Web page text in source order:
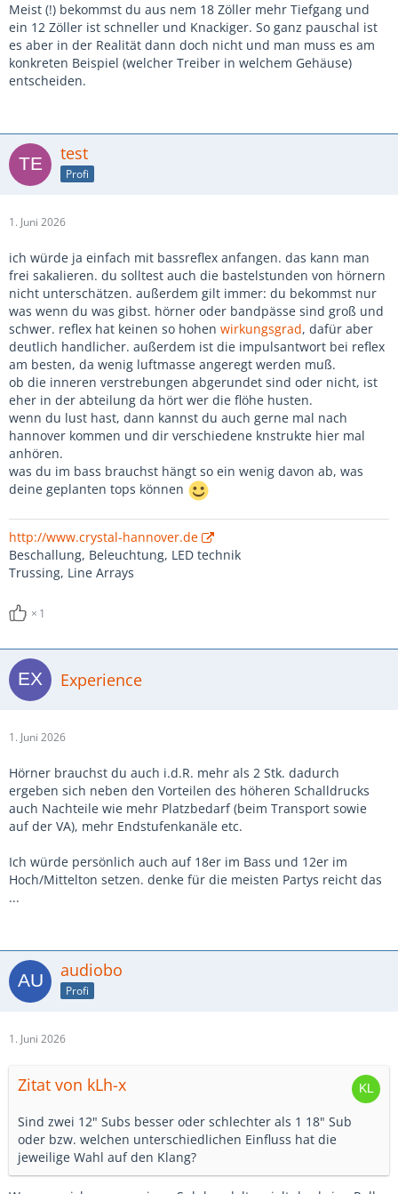
Meist (!) bekommst du aus nem 18 Zöller mehr Tiefgang und
ein 12 Zöller ist schneller und Knackiger. So ganz pauschal ist
es aber in der Realität dann doch nicht und man muss es am
konkreten Beispiel (welcher Treiber in welchem Gehäuse)
entscheiden.
test
Profi
1. Juni 2026
ich würde ja einfach mit bassreflex anfangen. das kann man
frei sakalieren. du solltest auch die bastelstunden von hörnern
nicht unterschätzen. außerdem gilt immer: du bekommst nur
was wenn du was gibst. hörner oder bandpässe sind groß und
schwer. reflex hat keinen so hohen wirkungsgrad, dafür aber
deutlich handlicher. außerdem ist die impulsantwort bei reflex
am besten, da wenig luftmasse angeregt werden muß.
ob die inneren verstrebungen abgerundet sind oder nicht, ist
eher in der abteilung da hört wer die flöhe husten.
wenn du lust hast, dann kannst du auch gerne mal nach
hannover kommen und dir verschiedene knstrukte hier mal
anhören.
was du im bass brauchst hängt so ein wenig davon ab, was
deine geplanten tops können
http://www.crystal-hannover.de
Beschallung, Beleuchtung, LED technik
Trussing, Line Arrays
1
Experience
1. Juni 2026
Hörner brauchst du auch i.d.R. mehr als 2 Stk. dadurch
ergeben sich neben den Vorteilen des höheren Schalldrucks
auch Nachteile wie mehr Platzbedarf (beim Transport sowie
auf der VA), mehr Endstufenkanäle etc.
Ich würde persönlich auch auf 18er im Bass und 12er im
Hoch/Mittelton setzen. denke für die meisten Partys reicht das
...
audiobo
Profi
1. Juni 2026
Zitat von kLh-x
Sind zwei 12" Subs besser oder schlechter als 1 18" Sub
oder bzw. welchen unterschiedlichen Einfluss hat die
jeweilige Wahl auf den Klang?